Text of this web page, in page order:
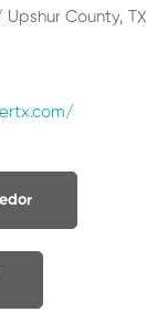
Upshur County, TX